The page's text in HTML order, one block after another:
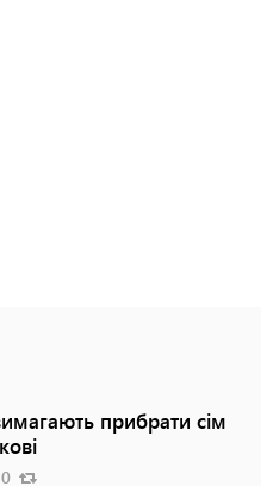
прибрати сім